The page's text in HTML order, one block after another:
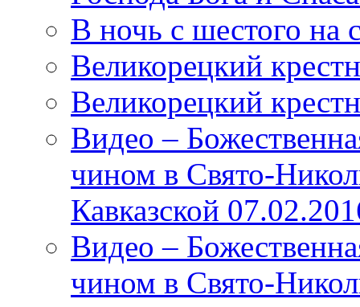
В ночь с шестого на
Великорецкий
Великорецкий
Видео –
чином в Свято-
Кавказской
Видео –
чином в Свято-